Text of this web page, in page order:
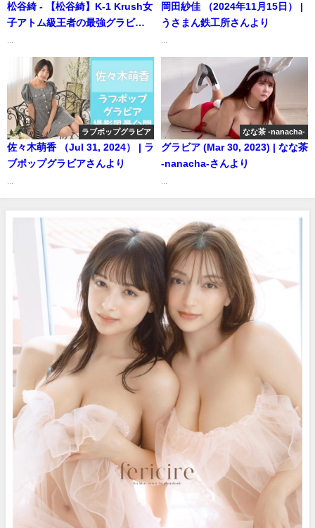
松谷綺 - 【松谷綺】K-1 Krush女
子アトム級王者の最強グラビ
chさんより
岡田紗佳 （2024年11月15日） |
うさまん鉄工所さんより
ラブポップグラビア
佐々木萌香 （Jul 31, 2024） | ラ
ブポップグラビアさんより
なな茶 -nanacha-
グラビア (Mar 30, 2023) | なな茶
-nanacha-さんより